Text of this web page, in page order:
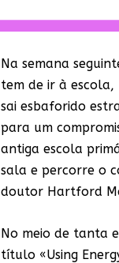
Na semana
tem de ir à escola,
sai esbaforido
para um
antiga escola
sala e percorre o
doutor Hartford
No meio de tanta
título «Using